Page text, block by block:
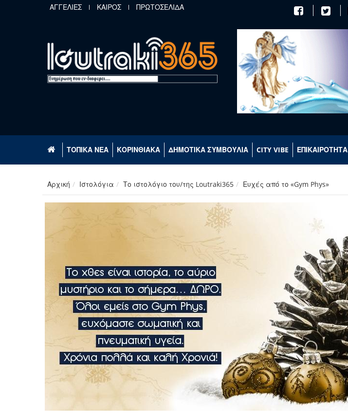
Παράκαμψη προς το κυρίως περιεχόμενο
ΑΓΓΕΛΙΕΣ ΚΑΙΡΟΣ ΠΡΩΤΟΣΕΛΙΔΑ
ΤΟΠΙΚΑ ΝΕΑ ΚΟΡΙΝΘΙΑΚΑ ΔΗΜΟΤΙΚΑ ΣΥΜΒΟΥΛΙΑ CITY VIBE ΕΠΙΚΑΙΡΟΤΗΤΑ
Αρχική Ιστολόγια Το ιστολόγιο του/της Loutraki365 Ευχές από το «Gym Phys»